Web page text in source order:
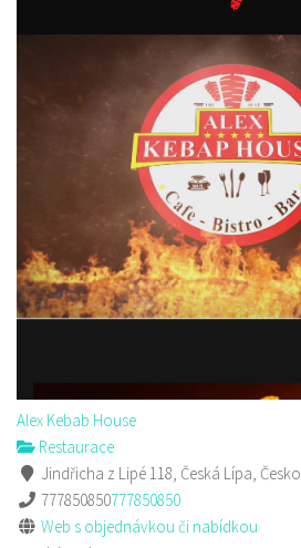
Alex Kebab House
Restaurace
Jindřicha z Lipé 118, Česká Lípa, Česko
777850850777850850
Web s objednávkou či nabídkou